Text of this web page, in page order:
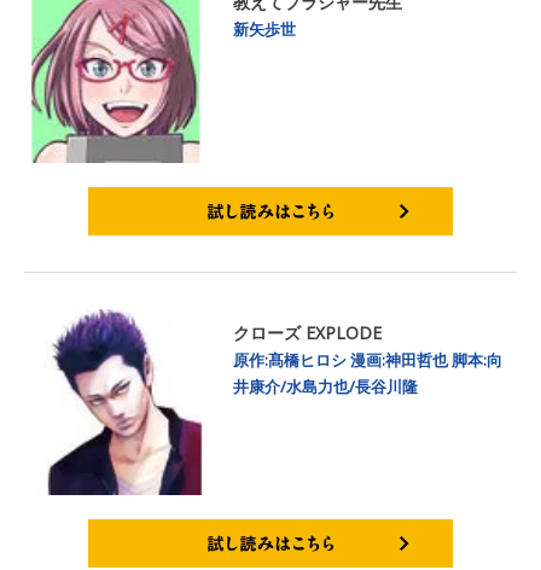
新矢歩世
クローズ EXPLODE
原作:髙橋ヒロシ漫画:神田哲也脚本:向
井康介/水島力也/長谷川隆